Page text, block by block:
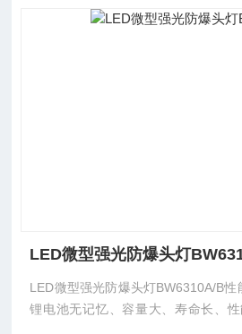
LED微型强光防爆头灯
LED微型强光防爆头灯BW6310A/B性能特点 l高效可
锂电池无记忆、容量大、寿命长、性